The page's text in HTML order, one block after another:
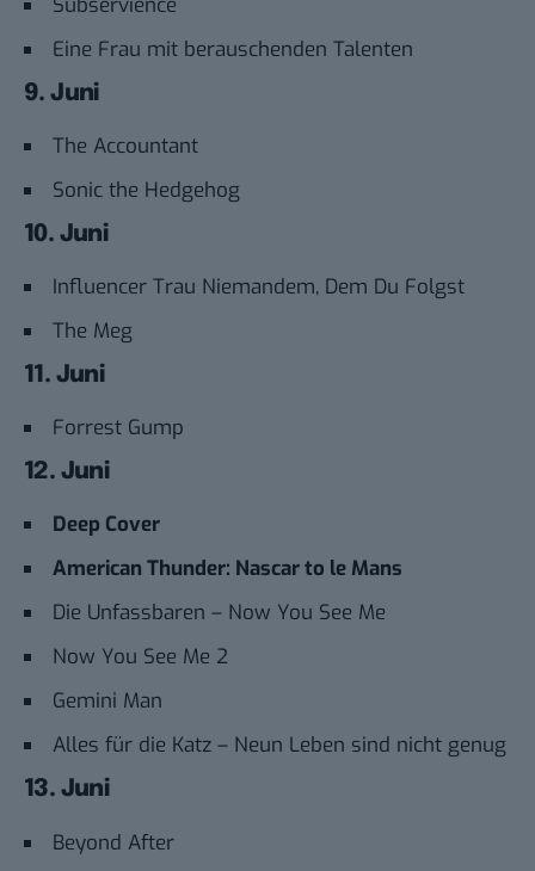
Eine Frau mit berauschenden Talenten
9. Juni
The Accountant
Sonic the Hedgehog
10. Juni
Influencer Trau Niemandem, Dem Du Folgst
The Meg
11. Juni
Forrest Gump
12. Juni
Deep Cover
American Thunder: Nascar to le Mans
Die Unfassbaren – Now You See Me
Now You See Me 2
Gemini Man
Alles für die Katz – Neun Leben sind nicht genug
13. Juni
Beyond After